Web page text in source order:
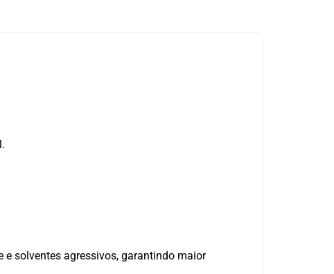
e solventes agressivos, garantindo maior